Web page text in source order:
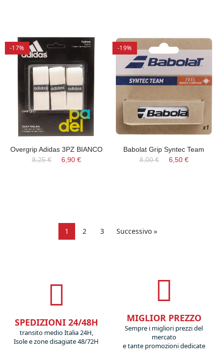
-17%
Overgrip Adidas 3PZ BIANCO
8,25 €
6,90 €
-19%
Babolat Grip Syntec Team
8,00 €
6,50 €
1 2 3 Successivo »
SPEDIZIONI 24/48H
transito medio Italia 24H,
Isole e zone disagiate 48/72H
MIGLIOR PREZZO
Sempre i migliori prezzi del
mercato
e tante promozioni dedicate